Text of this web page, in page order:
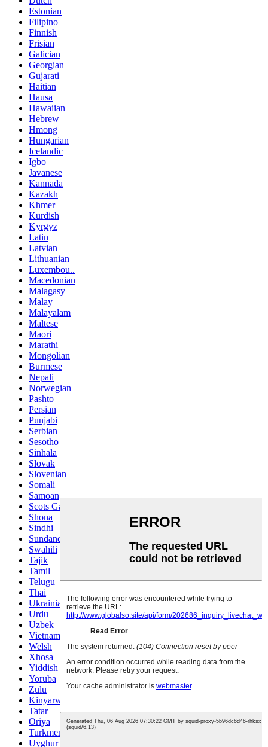
Estonian
Filipino
Finnish
Frisian
Galician
Georgian
Gujarati
Haitian
Hausa
Hawaiian
Hebrew
Hmong
Hungarian
Icelandic
Igbo
Javanese
Kannada
Kazakh
Khmer
Kurdish
Kyrgyz
Latin
Latvian
Lithuanian
Luxembou..
Macedonian
Malagasy
Malay
Malayalam
Maltese
Maori
Marathi
Mongolian
Burmese
Nepali
Norwegian
Pashto
Persian
Punjabi
Serbian
Sesotho
Sinhala
Slovak
Slovenian
Somali
Samoan
Scots Gaelic
Shona
Sindhi
Sundanese
Swahili
Tajik
Tamil
Telugu
Thai
Ukrainian
Urdu
Uzbek
Vietnamese
Welsh
Xhosa
Yiddish
Yoruba
Zulu
Kinyarwanda
Tatar
Oriya
Turkmen
Uyghur